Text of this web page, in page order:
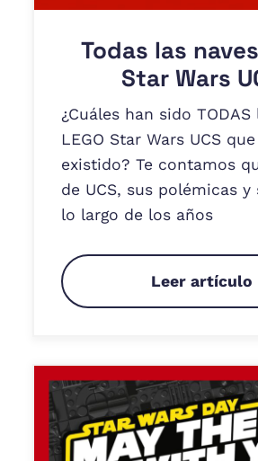
Todas las naves
Star Wars
¿Cuáles han sido TODAS
LEGO Star Wars UCS
existido? Te contamos
de UCS, sus polémicas y
lo largo de los años
Leer artículo